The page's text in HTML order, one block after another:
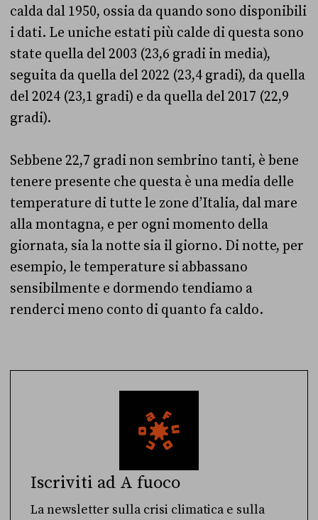
calda dal 1950, ossia da quando sono disponibili
i dati. Le uniche estati più calde di questa sono
state quella del 2003 (23,6 gradi in media),
seguita da quella del 2022 (23,4 gradi), da quella
del 2024 (23,1 gradi) e da quella del 2017 (22,9
gradi).
Sebbene 22,7 gradi non sembrino tanti, è bene
tenere presente che questa è una media delle
temperature di tutte le zone d’Italia, dal mare
alla montagna, e per ogni momento della
giornata, sia la notte sia il giorno. Di notte, per
esempio, le temperature si abbassano
sensibilmente e dormendo tendiamo a
renderci meno conto di quanto fa caldo.
Iscriviti ad A fuoco
La newsletter sulla crisi climatica e sulla